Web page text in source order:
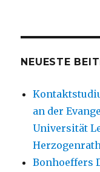
NEUESTE
an der
Universität
Bonhoeffers